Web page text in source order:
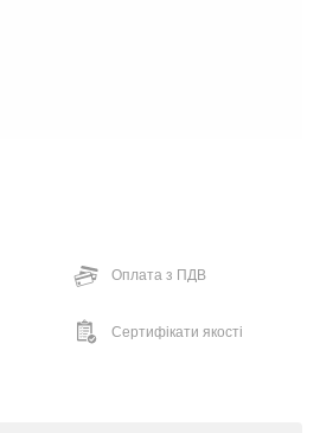
Оплата з ПДВ
Сертифікати якості